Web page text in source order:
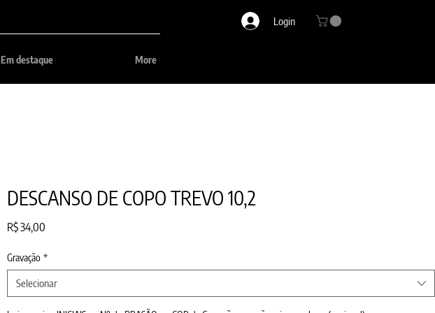
Em destaque More
Login
DESCANSO DE COPO TREVO 10,2
R$ 34,00Preço
Gravação *
Selecionar